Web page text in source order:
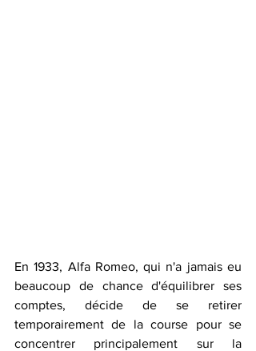
En 1933, Alfa Romeo, qui n'a jamais eu
beaucoup de chance d'équilibrer ses
comptes, décide de se retirer
temporairement de la course pour se
concentrer principalement sur la